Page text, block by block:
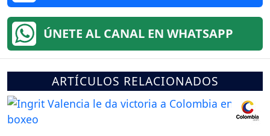
ÚNETE AL CANAL EN WHATSAPP
ARTÍCULOS RELACIONADOS